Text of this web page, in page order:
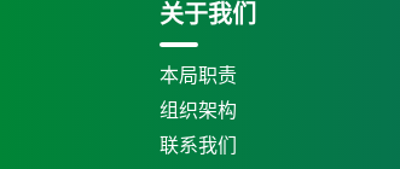
关于我们
本局职责
组织架构
联系我们